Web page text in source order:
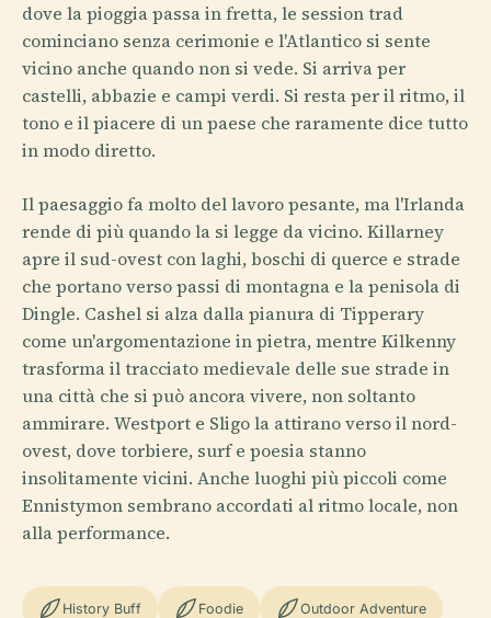
dove la pioggia passa in fretta, le session trad
cominciano senza cerimonie e l'Atlantico si sente
vicino anche quando non si vede. Si arriva per
castelli, abbazie e campi verdi. Si resta per il ritmo, il
tono e il piacere di un paese che raramente dice tutto
in modo diretto.
Il paesaggio fa molto del lavoro pesante, ma l'Irlanda
rende di più quando la si legge da vicino. Killarney
apre il sud-ovest con laghi, boschi di querce e strade
che portano verso passi di montagna e la penisola di
Dingle. Cashel si alza dalla pianura di Tipperary
come un'argomentazione in pietra, mentre Kilkenny
trasforma il tracciato medievale delle sue strade in
una città che si può ancora vivere, non soltanto
ammirare. Westport e Sligo la attirano verso il nord-
ovest, dove torbiere, surf e poesia stanno
insolitamente vicini. Anche luoghi più piccoli come
Ennistymon sembrano accordati al ritmo locale, non
alla performance.
History Buff Foodie Outdoor Adventure